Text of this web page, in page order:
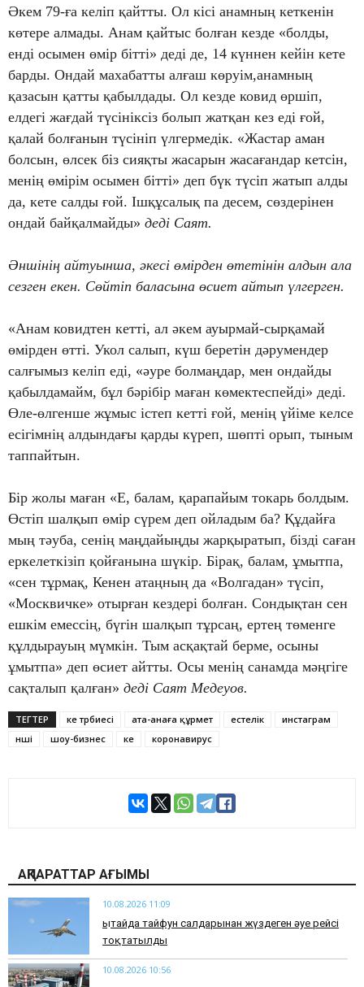
Әкем 79-ға келіп қайтты. Ол кісі анамның кеткенін
көтере алмады. Анам қайтыс болған кезде «болды,
енді осымен өмір бітті» деді де, 14 күннен кейін кете
барды. Ондай махабатты алғаш көруім,анамның
қазасын қатты қабылдады. Ол кезде ковид өршіп,
елдегі жағдай түсініксіз болып жатқан кез еді ғой,
қалай болғанын түсініп үлгермедік. «Жастар аман
болсын, өлсек біз сияқты жасарын жасағандар кетсін,
менің өмірім осымен бітті» деп бүк түсіп жатып алды
да, кете салды ғой. Ішқұсалық па десем, сөздерінен
ондай байқалмайды» деді Саят.
Әншінің айтуынша, әкесі өмірден өтетінін алдын ала
сезген екен. Сөйтіп баласына өсиет айтып үлгерген.
«Анам ковидтен кетті, ал әкем ауырмай-сырқамай
өмірден өтті. Укол салып, күш беретін дәрумендер
салғымыз келіп еді, «әуре болмаңдар, мен ондайды
қабылдамайм, бұл бәрібір маған көмектеспейді» деді.
Өле-өлгенше жұмыс істеп кетті ғой, менің үйіме келсе
есігімнің алдындағы қарды күреп, шөпті орып, тыным
таппайтын.
Бір жолы маған «Е, балам, қарапайым токарь болдым.
Өстіп шалқып өмір сүрем деп ойладым ба? Құдайға
мың тәуба, сенің маңдайыңды жарқыратып, бізді саған
еркелеткізіп қойғанына шүкір. Бірақ, балам, ұмытпа,
«сен тұрмақ, Кенен атаңның да «Волгадан» түсіп,
«Москвичке» отырған кездері болған. Сондықтан сен
ешкім емессің, бүгін шалқып тұрсаң, ертең төменге
құлдырауың мүмкін. Тым асқақтай берме, осыны
ұмытпа» деп өсиет айтты. Осы менің санамда мәңгіге
сақталып қалған» деді Саят Медеуов.
ТЕГТЕР әке тәрбиесі ата-анаға құрмет естелік
инстаграм
әнші
шоу-бизнес әке коронавирус
АҚПАРАТТАР АҒЫМЫ
10.08.2026 11:09
Қытайда тайфун салдарынан жүздеген әуе рейсі
тоқтатылды
10.08.2026 10:56